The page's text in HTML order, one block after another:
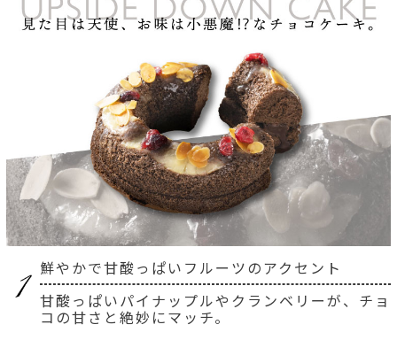
鮮やかで甘酸っぱいフルーツのアクセント
甘酸っぱいパイナップルやクランベリーが、チョ
コの甘さと絶妙にマッチ。